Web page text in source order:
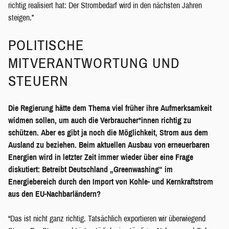
richtig realisiert hat: Der Strombedarf wird in den nächsten Jahren
steigen.”
POLITISCHE
MITVERANTWORTUNG UND
STEUERN
Die Regierung hätte dem Thema viel früher ihre Aufmerksamkeit
widmen sollen, um auch die Verbraucher*innen richtig zu
schützen. Aber es gibt ja noch die Möglichkeit, Strom aus dem
Ausland zu beziehen. Beim aktuellen Ausbau von erneuerbaren
Energien wird in letzter Zeit immer wieder über eine Frage
diskutiert: Betreibt Deutschland „Greenwashing“ im
Energiebereich durch den Import von Kohle- und Kernkraftstrom
aus den EU-Nachbarländern?
“Das ist nicht ganz richtig. Tatsächlich exportieren wir überwiegend